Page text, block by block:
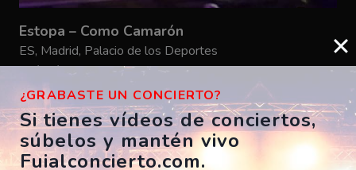
Estopa – Como Camarón
ES, Madrid, Palacio de los Deportes
11/02/2012
franjmn1986
¿GRABASTE UN CONCIERTO?
Si tienes vídeos de conciertos,
súbelos y mantén vivo
Fuialconcierto.com.